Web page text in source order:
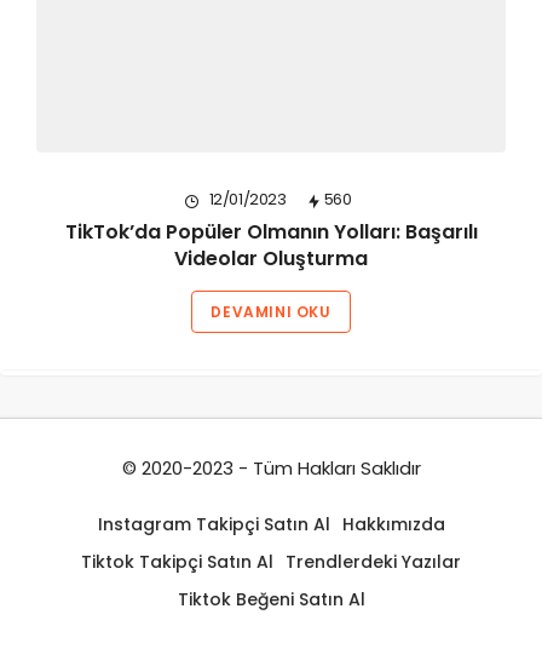
12/01/2023 560
TikTok’da Popüler Olmanın Yolları: Başarılı
Videolar Oluşturma
DEVAMINI OKU
© 2020-2023 - Tüm Hakları Saklıdır
Instagram Takipçi Satın Al Hakkımızda
Tiktok Takipçi Satın Al Trendlerdeki Yazılar
Tiktok Beğeni Satın Al